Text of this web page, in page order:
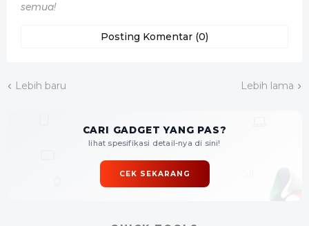
semua!
Posting Komentar (0)
Lebih baru Lebih lama
CARI GADGET YANG PAS?
lihat spesifikasi detail-nya di sini!
CEK SEKARANG